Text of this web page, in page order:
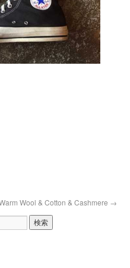
Wool & Cotton & Cashmere →